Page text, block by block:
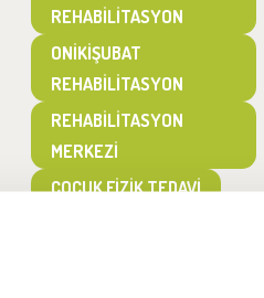
REHABILITASYON
ONIKIŞUBAT
REHABILITASYON
REHABILITASYON
MERKEZI
ÇOCUK FIZIK TEDAVI